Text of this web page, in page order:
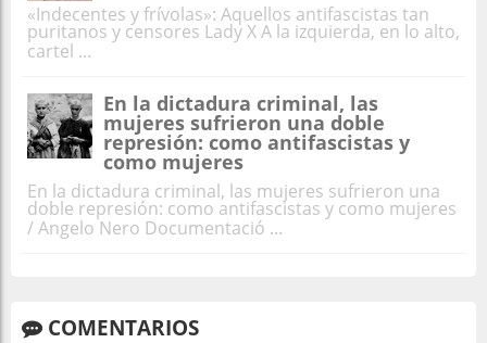
«Indecentes y frívolas»: Aquellos antifascistas tan
puritanos y censores Lady X A la izquierda, en lo alto,
cartel ...
En la dictadura criminal, las
mujeres sufrieron una doble
represión: como antifascistas y
como mujeres
En la dictadura criminal, las mujeres sufrieron una
doble represión: como antifascistas y como mujeres
/ Angelo Nero Documentació ...
COMENTARIOS